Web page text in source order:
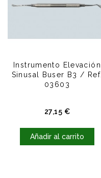
Instrumento Elevación
Sinusal Buser B3 / Ref.
03603
27,15 €Precio
Añadir al carrito